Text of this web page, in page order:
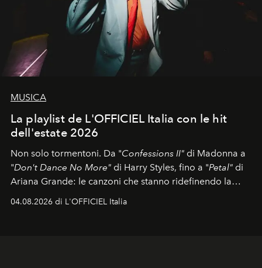
MUSICA
La playlist de L'OFFICIEL Italia con le hit
dell'estate 2026
Non solo tormentoni. Da "Confessions II" di Madonna a
"Don't Dance No More" di Harry Styles, fino a "Petal" di
Ariana Grande: le canzoni che stanno ridefinendo la
colonna sonora della stagione.
04.08.2026 di L'OFFICIEL Italia